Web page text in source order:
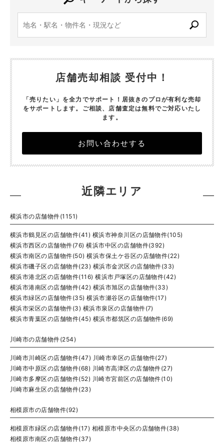
店舗売却相談 受付中！
「売りたい」を全力でサポート！居抜きのプロが有利な売却
をサポートします。 ご相談、店舗査定は無料でご対応いたし
ます。
お問い合わせする
近隣エリア
横浜市の店舗物件(1151)
横浜市鶴見区の店舗物件(41) 横浜市神奈川区の店舗物件(105)
横浜市西区の店舗物件(76) 横浜市中区の店舗物件(392)
横浜市南区の店舗物件(50) 横浜市保土ケ谷区の店舗物件(22)
横浜市磯子区の店舗物件(23) 横浜市金沢区の店舗物件(33)
横浜市港北区の店舗物件(116) 横浜市戸塚区の店舗物件(42)
横浜市港南区の店舗物件(42) 横浜市旭区の店舗物件(33)
横浜市緑区の店舗物件(35) 横浜市瀬谷区の店舗物件(17)
横浜市栄区の店舗物件(3) 横浜市泉区の店舗物件(7)
横浜市青葉区の店舗物件(45) 横浜市都筑区の店舗物件(69)
川崎市の店舗物件(254)
川崎市川崎区の店舗物件(47) 川崎市幸区の店舗物件(27)
川崎市中原区の店舗物件(68) 川崎市高津区の店舗物件(27)
川崎市多摩区の店舗物件(52) 川崎市宮前区の店舗物件(10)
川崎市麻生区の店舗物件(23)
相模原市の店舗物件(92)
相模原市緑区の店舗物件(17) 相模原市中央区の店舗物件(38)
相模原市南区の店舗物件(37)